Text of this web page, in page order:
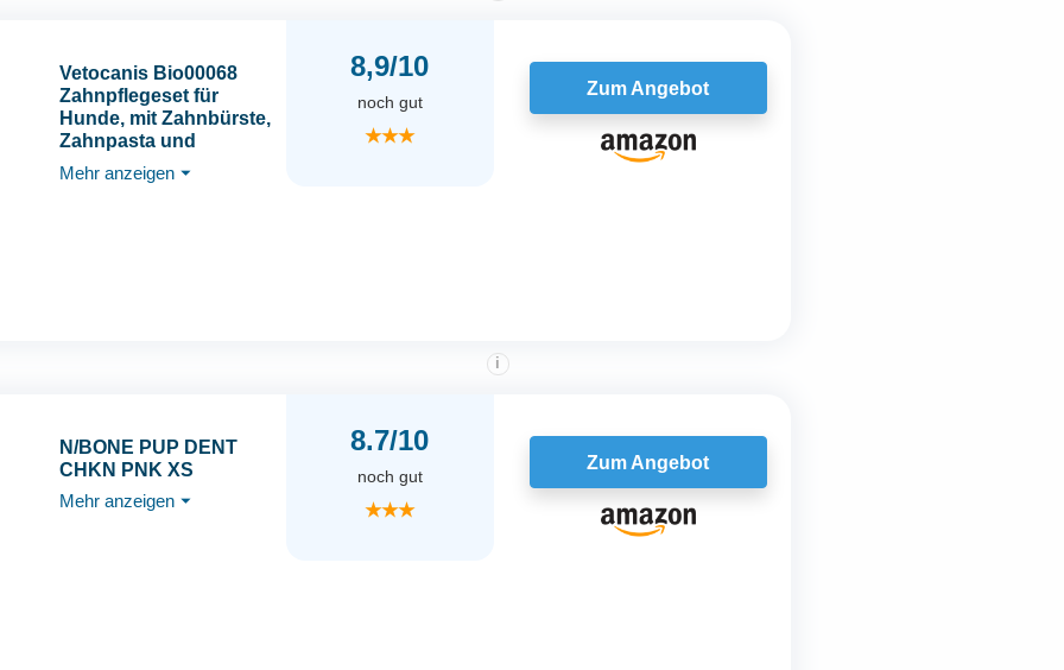
Vetocanis Bio00068
Zahnpflegeset für
Hunde, mit Zahnbürste,
Zahnpasta und
Massagebürste,
Geschmack Biscuit, 1
Mehr anzeigen ⏷
8,9/10
noch gut
★★★
Zum Angebot
N/BONE PUP DENT
CHKN PNK XS
Mehr anzeigen ⏷
8.7/10
i
noch gut
★★★
Zum Angebot